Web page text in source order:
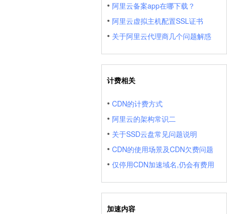
阿里云备案app在哪下载？
阿里云虚拟主机配置SSL证书
关于阿里云代理商几个问题解惑
计费相关
CDN的计费方式
阿里云的架构常识二
关于SSD云盘常见问题说明
CDN的使用场景及CDN欠费问题
仅停用CDN加速域名,仍会有费用
加速内容